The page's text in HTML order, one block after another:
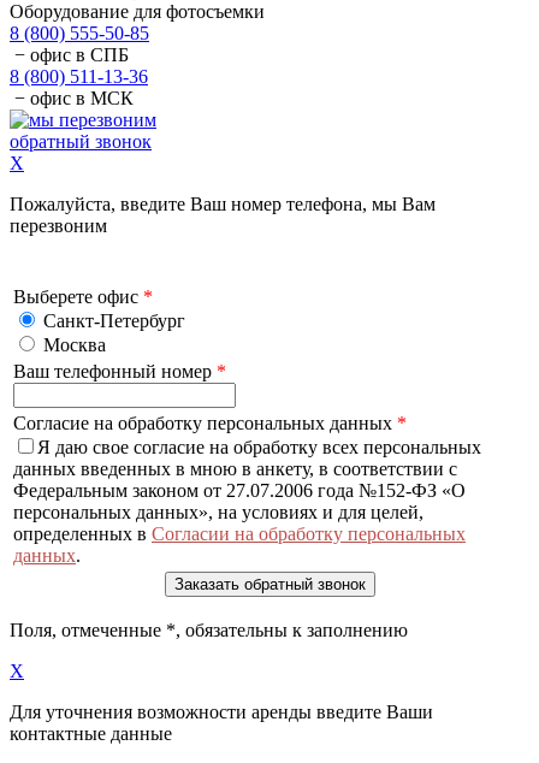
Оборудование для фотосъемки
8 (800) 555-50-85
− офис в СПБ
8 (800) 511-13-36
− офис в МСК
обратный звонок
X
Пожалуйста, введите Ваш номер телефона, мы Вам
перезвоним
Выберете офис *
Санкт-Петербург
Москва
Ваш телефонный номер *
Согласие на обработку персональных данных *
Я даю свое согласие на обработку всех персональных
данных введенных в мною в анкету, в соответствии с
Федеральным законом от 27.07.2006 года №152-ФЗ «О
персональных данных», на условиях и для целей,
определенных в Согласии на обработку персональных
данных.
Поля, отмеченные *, обязательны к заполнению
X
Для уточнения возможности аренды введите Ваши
контактные данные